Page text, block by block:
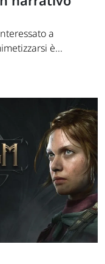
a
è...